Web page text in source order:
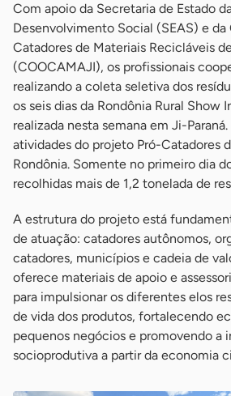
Com apoio da Secretaria de Estado
Desenvolvimento Social (SEAS) e da
Catadores de Materiais Recicláveis
(COOCAMAJI), os profissionais
realizando a coleta seletiva dos
os seis dias da Rondônia Rural Show
realizada nesta semana em Ji-
atividades do projeto Pró-Catadores
Rondônia. Somente no primeiro dia
recolhidas mais de 1,2 tonelada de
A estrutura do projeto está
de atuação: catadores autônomos,
catadores, municípios e cadeia de
oferece materiais de apoio e
para impulsionar os diferentes elos
de vida dos produtos, fortalecendo
pequenos negócios e promovendo a
socioprodutiva a partir da economia